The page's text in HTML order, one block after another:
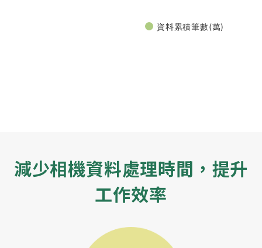
資料累積筆數(萬)
減少相機資料處理時間，提升
工作效率